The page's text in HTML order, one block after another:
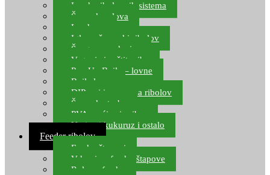
Izrada ribolovnih sistema
Šaranska olova
Leadcore
Igle za šaranski ribolov
Špage, upredenice
Vaganje i zaštita ribe
Pop Up Boile – lovne
Boile lovne
DIP-ovi i arome za ribolov
Šaranske torbe
PVA vrećice i pribor
Umjetni kukuruz i ostalo
Feeder ribolov
Feeder štapovi
Vrhovi za feeder štapove
Role za feeder